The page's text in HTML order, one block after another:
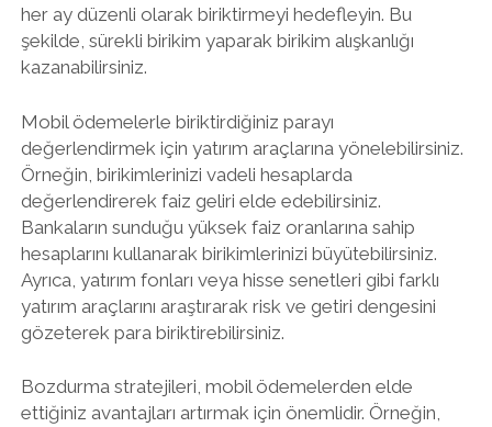
her ay düzenli olarak biriktirmeyi hedefleyin. Bu
şekilde, sürekli birikim yaparak birikim alışkanlığı
kazanabilirsiniz.
Mobil ödemelerle biriktirdiğiniz parayı
değerlendirmek için yatırım araçlarına yönelebilirsiniz.
Örneğin, birikimlerinizi vadeli hesaplarda
değerlendirerek faiz geliri elde edebilirsiniz.
Bankaların sunduğu yüksek faiz oranlarına sahip
hesaplarını kullanarak birikimlerinizi büyütebilirsiniz.
Ayrıca, yatırım fonları veya hisse senetleri gibi farklı
yatırım araçlarını araştırarak risk ve getiri dengesini
gözeterek para biriktirebilirsiniz.
Bozdurma stratejileri, mobil ödemelerden elde
ettiğiniz avantajları artırmak için önemlidir. Örneğin,